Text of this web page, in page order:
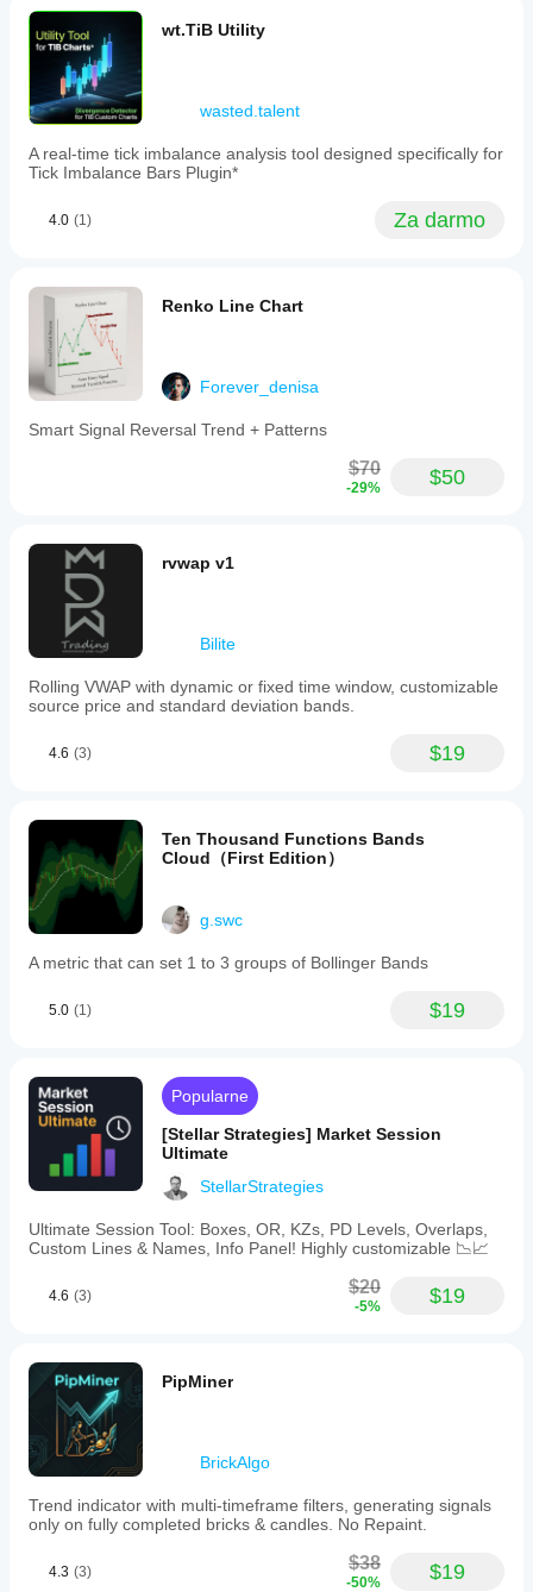
wt.TiB Utility
wasted.talent
A real-time tick imbalance analysis tool designed specifically for
Tick Imbalance Bars Plugin*
4.0 (1) Za darmo
Renko Line Chart
Forever_denisa
Smart Signal Reversal Trend + Patterns
$70
-29% $50
rvwap v1
Bilite
Rolling VWAP with dynamic or fixed time window, customizable
source price and standard deviation bands.
4.6 (3) $19
Ten Thousand Functions Bands
Cloud（First Edition）
g.swc
A metric that can set 1 to 3 groups of Bollinger Bands
5.0 (1) $19
Popularne
[Stellar Strategies] Market Session
Ultimate
StellarStrategies
Ultimate Session Tool: Boxes, OR, KZs, PD Levels, Overlaps,
Custom Lines & Names, Info Panel! Highly customizable 📉📈
4.6 (3) $20
-5% $19
PipMiner
BrickAlgo
Trend indicator with multi-timeframe filters, generating signals
only on fully completed bricks & candles. No Repaint.
4.3 (3) $38
-50% $19